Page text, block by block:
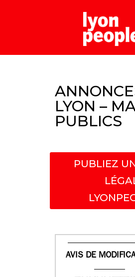
LYON –
PUBLICS
PUBLIEZ
AVIS DE